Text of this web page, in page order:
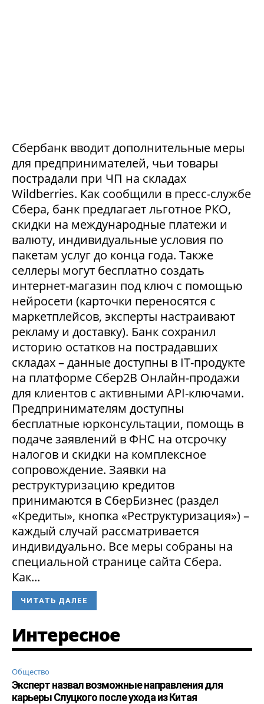
Сбербанк вводит дополнительные меры
для предпринимателей, чьи товары
пострадали при ЧП на складах
Wildberries. Как сообщили в пресс-службе
Сбера, банк предлагает льготное РКО,
скидки на международные платежи и
валюту, индивидуальные условия по
пакетам услуг до конца года. Также
селлеры могут бесплатно создать
интернет-магазин под ключ с помощью
нейросети (карточки переносятся с
маркетплейсов, эксперты настраивают
рекламу и доставку). Банк сохранил
историю остатков на пострадавших
складах – данные доступны в IT-продукте
на платформе Сбер2В Онлайн-продажи
для клиентов с активными API-ключами.
Предпринимателям доступны
бесплатные юрконсультации, помощь в
подаче заявлений в ФНС на отсрочку
налогов и скидки на комплексное
сопровождение. Заявки на
реструктуризацию кредитов
принимаются в СберБизнес (раздел
«Кредиты», кнопка «Реструктуризация») –
каждый случай рассматривается
индивидуально. Все меры собраны на
специальной странице сайта Сбера.
Как...
ЧИТАТЬ ДАЛЕЕ
Интересное
Общество
Эксперт назвал возможные направления для
карьеры Слуцкого после ухода из Китая